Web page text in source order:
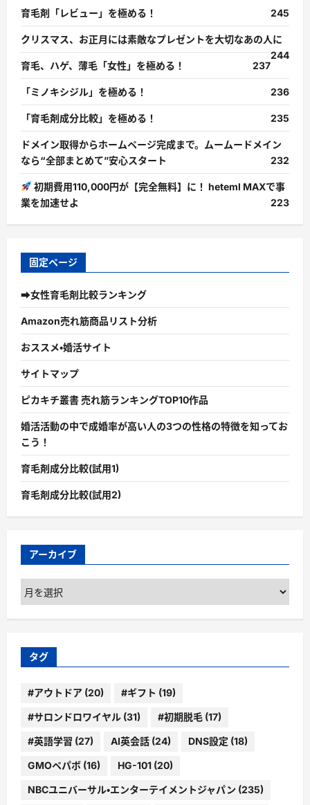
育毛剤「レビュー」を極める！ 245
クリスマス、お正月には素敵なプレゼントを大切なあの人に
244
育毛、ハゲ、薄毛「女性」を極める！
237
「ミノキシジル」を極める！ 236
「育毛剤成分比較」を極める！ 235
ドメイン取得からホームページ完成まで。ムームードメイン
なら“全部まとめて”安心スタート
232
初期費用110,000円が【完全無料】に！ heteml MAXで事
業を加速せよ
223
固定ページ
➡女性育毛剤比較ランキング
Amazon売れ筋商品リスト分析
おススメ・婚活サイト
サイトマップ
ピカキチ叢書 売れ筋ランキングTOP10作品
婚活活動の中で成婚率が高い人の3つの性格の特徴を知ってお
こう！
育毛剤成分比較(試用1)
育毛剤成分比較(試用2)
アーカイブ
ア
ー
カ
ブ
タグ
#アウトドア (20) #ギフト (19)
#サロンドロワイヤル (31) #初期脱毛 (17)
#英語学習 (27) AI英会話 (24) DNS設定 (18)
GMOペパボ (16) HG-101 (20)
NBCユニバーサル・エンターテイメントジャパン (235)